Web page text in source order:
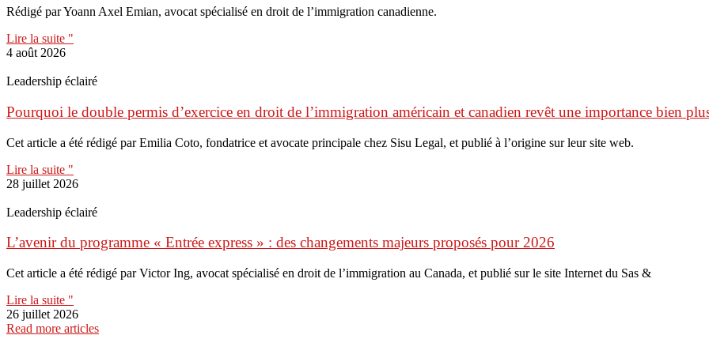
Rédigé par Yoann Axel Emian, avocat spécialisé en droit de l’immigration canadienne.
Lire la suite "
4 août 2026
Leadership éclairé
Pourquoi le double permis d’exercice en droit de l’immigration américain et canadien revêt une importance bien
Cet article a été rédigé par Emilia Coto, fondatrice et avocate principale chez Sisu Legal, et publié à l’origine sur leur site web.
Lire la suite "
28 juillet 2026
Leadership éclairé
L’avenir du programme « Entrée express » : des changements majeurs proposés pour 2026
Cet article a été rédigé par Victor Ing, avocat spécialisé en droit de l’immigration au Canada, et publié sur le site Internet du Sas &
Lire la suite "
26 juillet 2026
Read more articles